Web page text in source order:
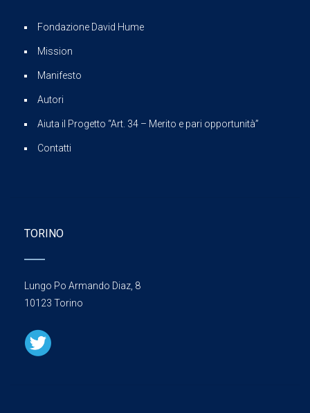
Fondazione David Hume
Mission
Manifesto
Autori
Aiuta il Progetto “Art. 34 – Merito e pari opportunità”
Contatti
TORINO
Lungo Po Armando Diaz, 8
10123 Torino